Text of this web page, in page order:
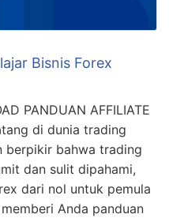
Bisnis Forex
PANDUAN AFFILIATE
di dunia trading
berpikir bahwa trading
dan sulit dipahami,
dari nol untuk pemula
Anda panduan